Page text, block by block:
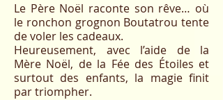
Le Père Noël raconte son rêve… où
le ronchon grognon Boutatrou tente
de voler les cadeaux.
Heureusement, avec l’aide de la
Mère Noël, de la Fée des Étoiles et
surtout des enfants, la magie finit
par triompher.